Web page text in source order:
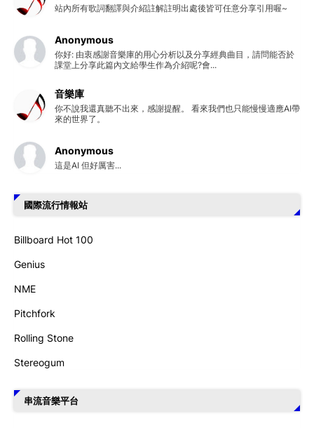
站內所有歌詞翻譯與介紹註解註明出處後皆可任意分享引用喔~
Anonymous
你好: 由衷感謝音樂庫的用心分析以及分享經典曲目，請問能否於
課堂上分享此篇內文給學生作為介紹呢?會...
音樂庫
你不說我還真聽不出來，感謝提醒。 看來我們也只能慢慢適應AI帶
來的世界了。
Anonymous
這是AI 但好厲害...
國際流行情報站
Billboard Hot 100
Genius
NME
Pitchfork
Rolling Stone
Stereogum
串流音樂平台